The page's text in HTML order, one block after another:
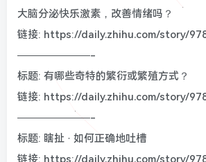
大脑分泌快乐激素，改善情绪吗？
链接: https://daily.zhihu.com/story/
———————-
标题: 有哪些奇特的繁衍或繁殖方式？
链接: https://daily.zhihu.com/story/
———————-
标题: 瞎扯 · 如何正确地吐槽
链接: https://daily.zhihu.com/story/